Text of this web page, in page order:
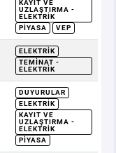
KAYIT VE
UZLAŞTIRMA -
ELEKTRIK
PIYASA
VEP
ELEKTRIK
TEMINAT -
ELEKTRIK
DUYURULAR
ELEKTRIK
KAYIT VE
UZLAŞTIRMA -
ELEKTRIK
PIYASA